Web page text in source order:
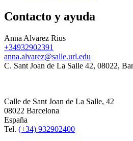
Contacto y ayuda
Anna Alvarez Rius
+34932902391
anna.alvarez@salle.url.edu
C. Sant Joan de La Salle 42, 08022,
Calle de Sant Joan de La Salle, 42
08022 Barcelona
España
Tel. (+34) 932902400